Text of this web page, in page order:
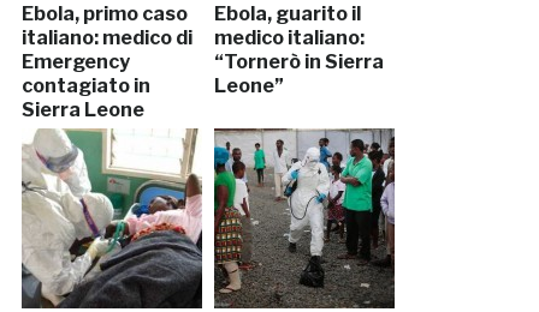
Ebola, primo caso
italiano: medico di
Emergency
contagiato in
Sierra Leone
Ebola, guarito il
medico italiano:
“Tornerò in Sierra
Leone”